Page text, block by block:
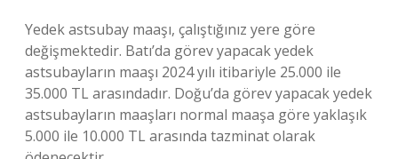
Yedek astsubay maaşı, çalıştığınız yere göre
değişmektedir. Batı’da görev yapacak yedek
astsubayların maaşı 2024 yılı itibariyle 25.000 ile
35.000 TL arasındadır. Doğu’da görev yapacak yedek
astsubayların maaşları normal maaşa göre yaklaşık
5.000 ile 10.000 TL arasında tazminat olarak